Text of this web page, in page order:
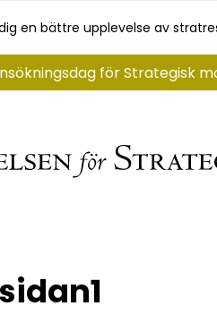
en bättre upplevelse av
för Strategisk